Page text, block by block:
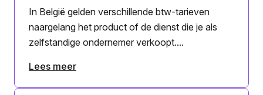
In België gelden verschillende btw-tarieven
naargelang het product of de dienst die je als
zelfstandige ondernemer verkoopt....
Lees meer